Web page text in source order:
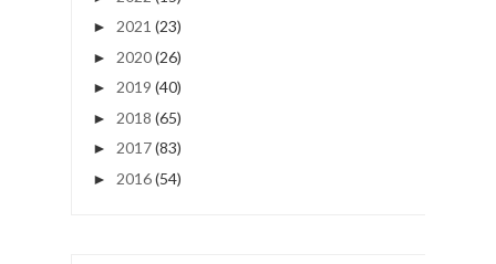
► 2021 (23)
► 2020(26)
► 2019 (40)
► 2018 (65)
► 2017(83)
► 2016(54)